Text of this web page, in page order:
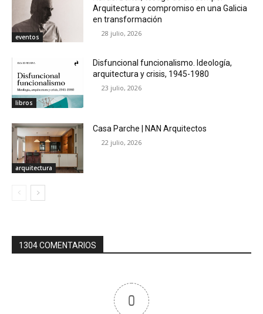
eventos
Arquitectura y compromiso en una Galicia
en transformación
28 julio, 2026
libros
Disfuncional funcionalismo. Ideología,
arquitectura y crisis, 1945-1980
23 julio, 2026
arquitectura
Casa Parche | NAN Arquitectos
22 julio, 2026
1304 COMENTARIOS
0